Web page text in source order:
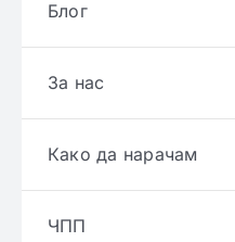
Блог
За нас
Како да нарачам
ЧПП